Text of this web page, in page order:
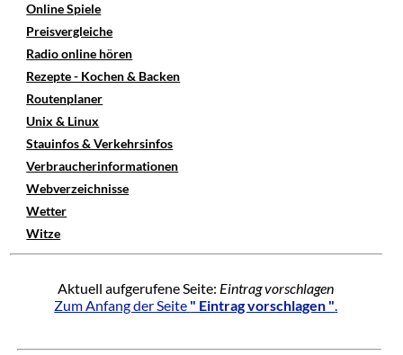
Online Spiele
Preisvergleiche
Radio online hören
Rezepte - Kochen & Backen
Routenplaner
Unix & Linux
Stauinfos & Verkehrsinfos
Verbraucherinformationen
Webverzeichnisse
Wetter
Witze
Aktuell aufgerufene Seite: Eintrag vorschlagen
Zum Anfang der Seite " Eintrag vorschlagen ".